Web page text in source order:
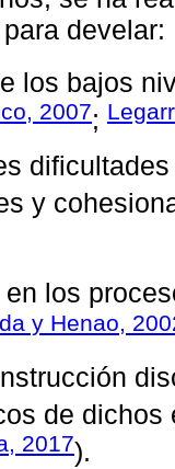
develar:
los bajos
2007;
y
los
y Henao,
de dichos
2017).